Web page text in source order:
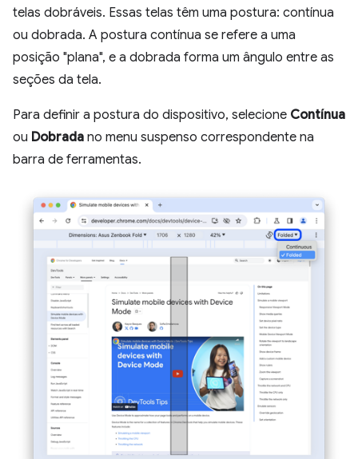
telas dobráveis. Essas telas têm uma postura: contínua
ou dobrada. A postura contínua se refere a uma
posição "plana", e a dobrada forma um ângulo entre as
seções da tela.
Para definir a postura do dispositivo, selecione Contínua
ou Dobrada no menu suspenso correspondente na
barra de ferramentas.